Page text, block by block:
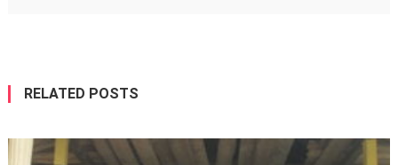
RELATED POSTS